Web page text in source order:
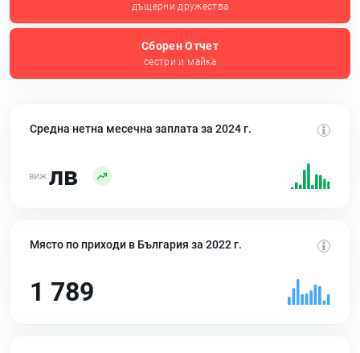
дъщерни дружества
Сборен Отчет
сестри и майка
Средна нетна месечна заплата за 2024 г.
лв
Място по приходи в България за 2022 г.
1 789